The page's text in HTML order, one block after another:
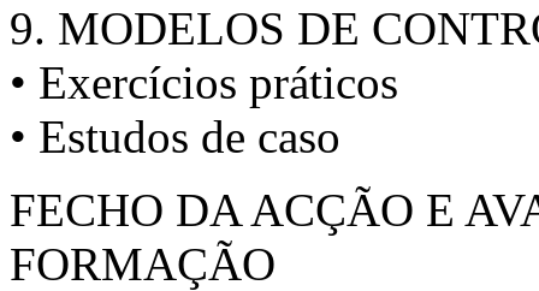
9. MODELOS DE
• Exercícios práticos
• Estudos de caso
FECHO DA ACÇÃO E
FORMAÇÃO